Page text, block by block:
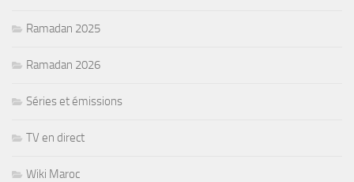
Ramadan 2025
Ramadan 2026
Séries et émissions
TV en direct
Wiki Maroc